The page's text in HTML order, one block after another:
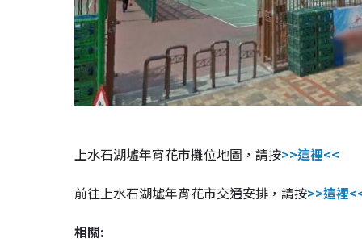
上水石湖墟年宵花市攤位地圖，請按>>這裡<<
前往上水石湖墟年宵花市交通安排，請按>>這裡
相關: